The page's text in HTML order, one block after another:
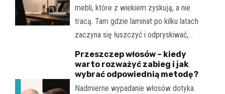
mebli, które z wiekiem zyskują, a nie
tracą. Tam gdzie laminat po kilku latach
zaczyna się łuszczyć i odpryskiwać,…
Przeszczep włosów – kiedy
warto rozważyć zabieg i jak
wybrać odpowiednią metodę?
Nadmierne wypadanie włosów dotyka